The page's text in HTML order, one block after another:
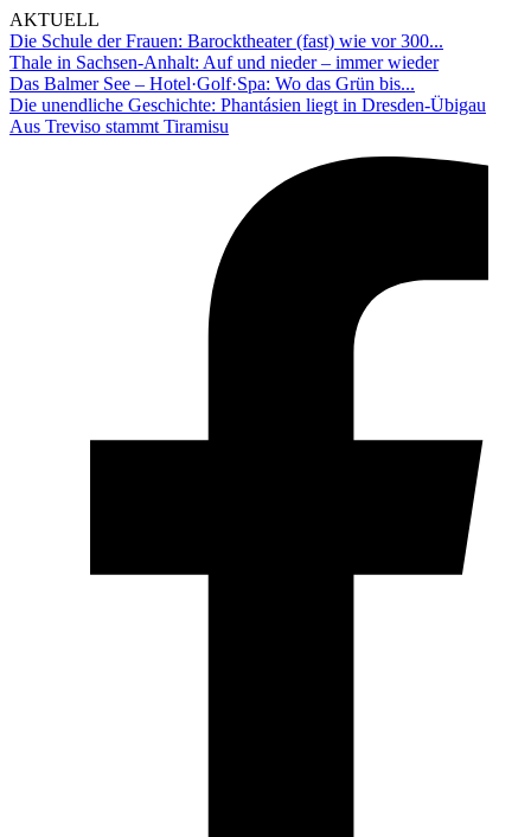
AKTUELL
Die Schule der Frauen: Barocktheater (fast) wie vor 300...
Thale in Sachsen-Anhalt: Auf und nieder – immer wieder
Das Balmer See – Hotel·Golf·Spa: Wo das Grün bis...
Die unendliche Geschichte: Phantásien liegt in Dresden-Übigau
Aus Treviso stammt Tiramisu